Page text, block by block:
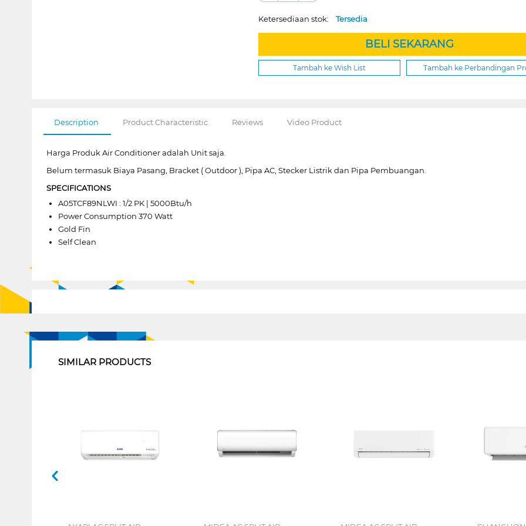
Ketersediaan stok:Tersedia
BELI SEKARANG
Tambah ke Wish List Tambah ke Perbandingan
Description Product Characteristic Reviews Video Product
Harga Produk Air Conditioner adalah Unit saja.
Belum termasuk Biaya Pasang, Bracket ( Outdoor ), Pipa AC, Stecker Listrik dan Pipa Pembuangan.
SPECIFICATIONS
A05TCF89NLWI : 1/2 PK | 5000Btu/h
Power Consumption 370 Watt
Gold Fin
Self Clean
SIMILAR PRODUCTS